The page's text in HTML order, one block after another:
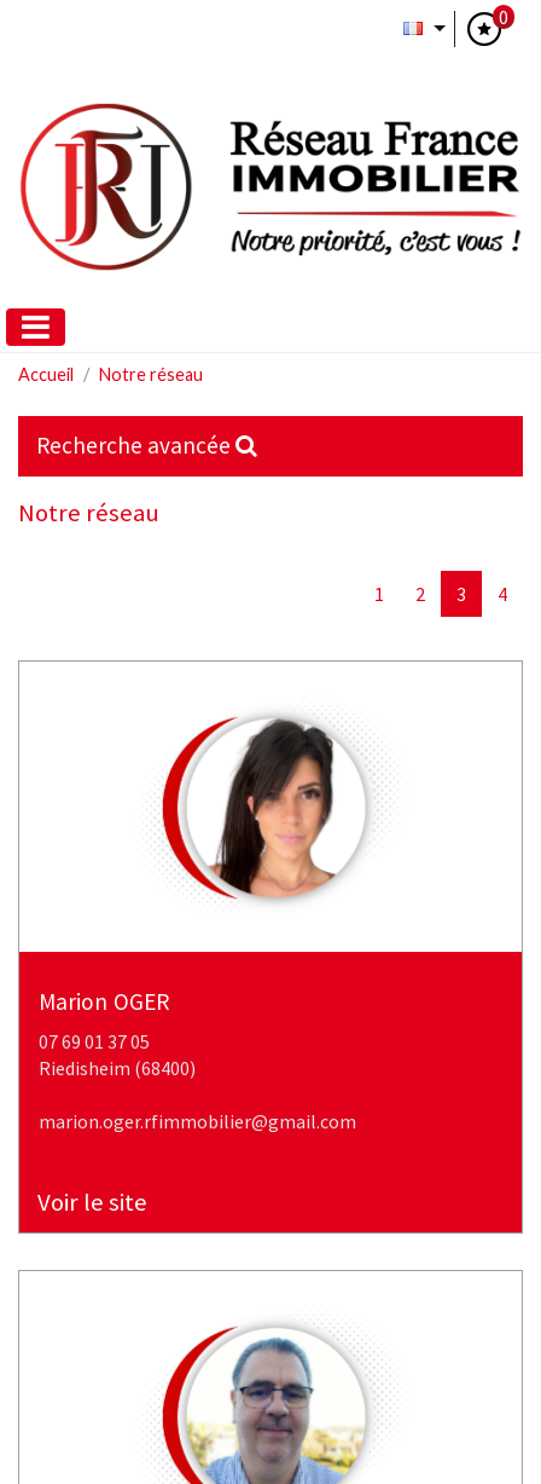
0
Accueil Notre réseau
Recherche avancée
Notre réseau
1 2 3 4
marion OGER
07 69 01 37 05
riedisheim (68400)
marion.oger.rfimmobilier@gmail.com
Voir le site